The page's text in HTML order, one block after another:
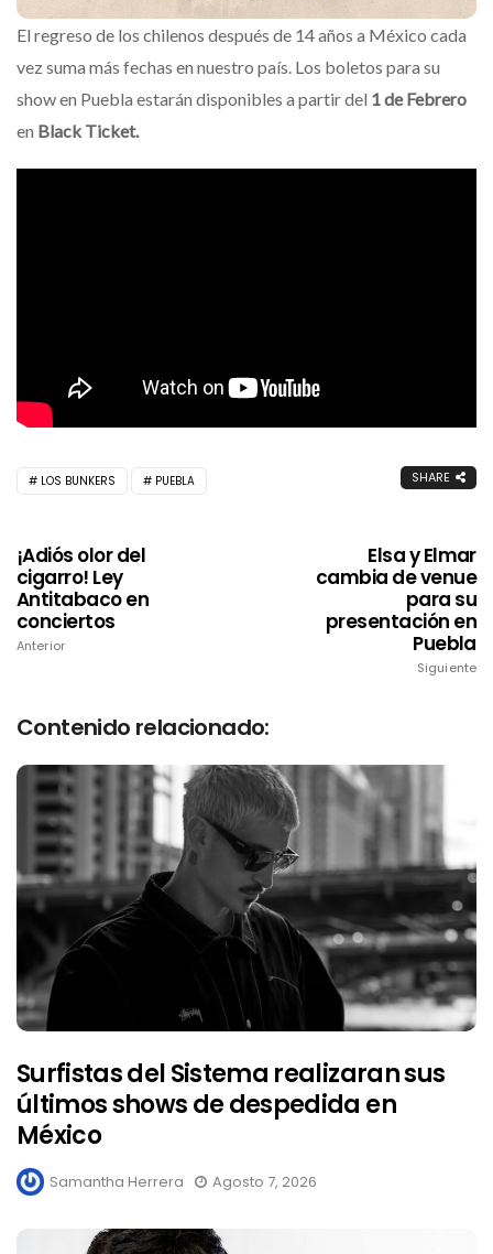
El regreso de los chilenos después de 14 años a México cada
vez suma más fechas en nuestro país. Los boletos para su
show en Puebla estarán disponibles a partir del 1 de Febrero
en Black Ticket.
LOS BUNKERS PUEBLA SHARE
¡Adiós olor del
cigarro! Ley
Antitabaco en
conciertos
Anterior
Elsa y Elmar
cambia de venue
para su
presentación en
Puebla
Siguiente
Contenido relacionado:
Surfistas del Sistema realizaran sus
últimos shows de despedida en
México
Samantha Herrera Agosto 7, 2026